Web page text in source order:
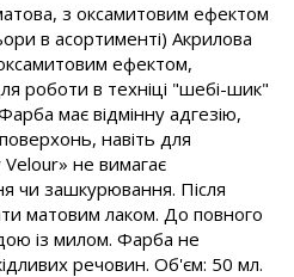
з оксамитовим ефектом
в асортименті) Акрилова
ефектом,
роботи в техніці "шебі-шик"
має відмінну адгезію,
навіть для
не вимагає
чи зашкурювання. Після
матовим лаком. До повного
із милом. Фарба не
речовин. Об'єм: 50 мл.